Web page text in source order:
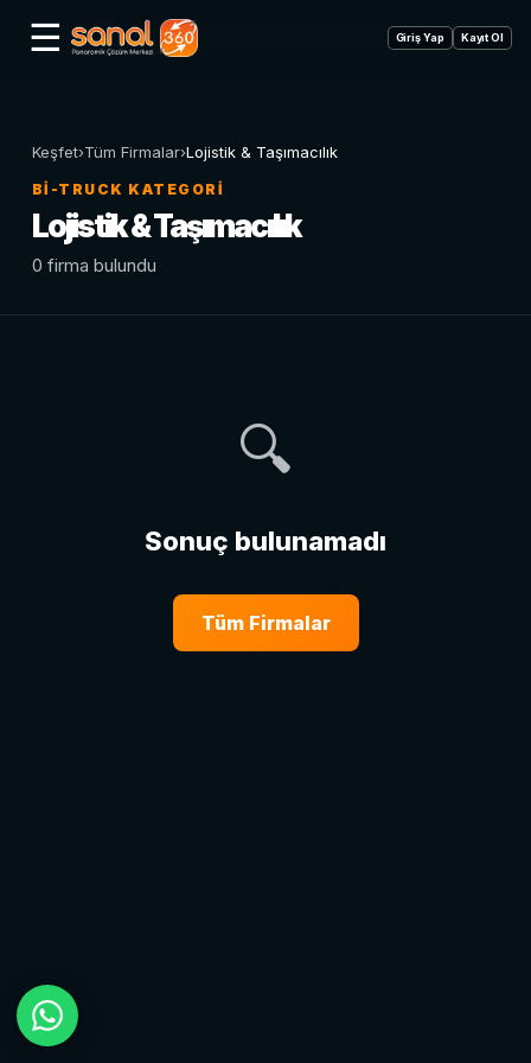
☰ Giriş Yap Kayıt Ol
Keşfet›Tüm Firmalar›Lojistik & Taşımacılık
BI-TRUCK KATEGORI
Lojistik & Taşımacılık
0 firma bulundu
🔍
Sonuç bulunamadı
Tüm Firmalar